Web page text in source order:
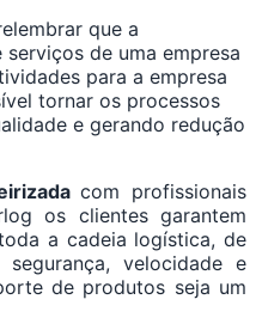
que a
de uma empresa
para a empresa
tornar os processos
e gerando redução
com profissionais
os clientes garantem
a cadeia logística, de
velocidade e
de produtos seja um